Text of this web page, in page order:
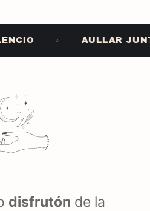
AULLAR
disfrutón de la